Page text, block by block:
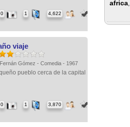
0 1 4,622
viaje
Gómez - Comedia - 1967
pueblo cerca de la capital
0 1 3,870
africa,